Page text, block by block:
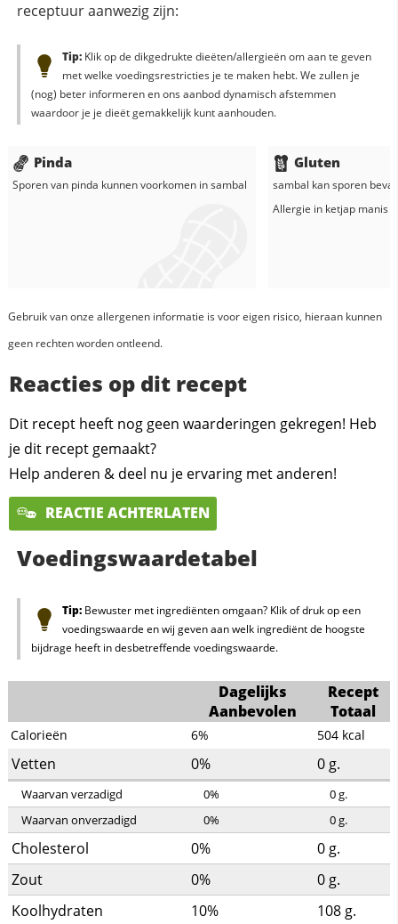
receptuur aanwezig zijn:
Tip:Klik op de dikgedrukte dieëten/allergieën om aan te geven
met welke voedingsrestricties je te maken hebt. We zullen je
(nog) beter informeren en ons aanbod dynamisch afstemmen
waardoor je je dieët gemakkelijk kunt aanhouden.
Pinda
Sporen van pinda kunnen voorkomen insambal
Gluten
sambal kan sporen
Allergie in ketjap manis
Gebruik van onze allergenen informatie is voor eigen risico, hieraan kunnen
geen rechten worden ontleend.
Reacties op dit recept
Dit recept heeft nog geen waarderingen gekregen! Heb
je dit recept gemaakt?
Help anderen & deel nu je ervaring met anderen!
REACTIE ACHTERLATEN
Voedingswaardetabel
Tip:Bewuster met ingrediënten omgaan? Klik of druk op een
voedingswaarde en wij geven aan welk ingrediënt de hoogste
bijdrage heeft in desbetreffende voedingswaarde.
Dagelijks
Aanbevolen
Recept
Totaal
Calorieën 6% 504 kcal
Vetten 0% 0 g.
Waarvan verzadigd 0% 0g.
Waarvan onverzadigd
0% 0g.
Cholesterol 0% 0 g.
Zout
0% 0 g.
Koolhydraten
10% 108 g.